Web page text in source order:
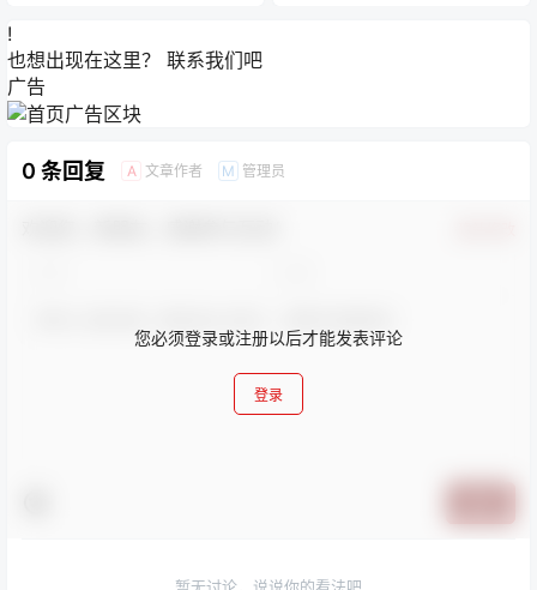
!
也想出现在这里？ 联系我们吧
广告
0 条回复 A 文章作者 M 管理员
您必须登录或注册以后才能发表评论
登录